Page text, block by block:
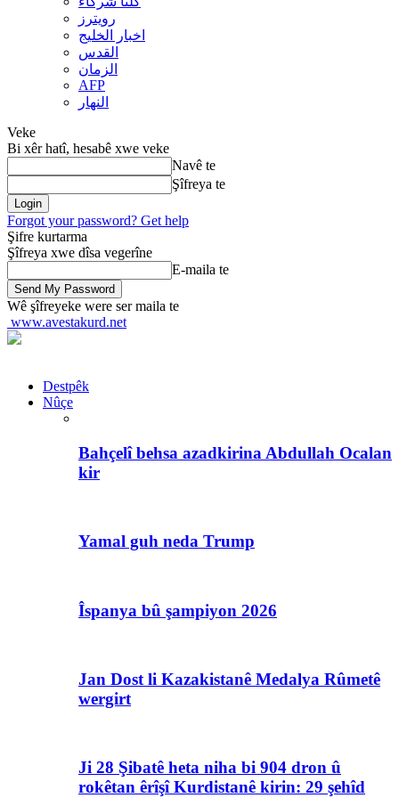
رويترز
اخبار الخلیج
القدس
الزمان
AFP
النهار
Veke
Bi xêr hatî, hesabê xwe veke
Navê te
Şîfreya te
Forgot your password? Get help
Şifre kurtarma
Şîfreya xwe dîsa vegerîne
E-maila te
Wê şîfreyeke were ser maila te
www.avestakurd.net
Destpêk
Nûçe
Bahçelî behsa azadkirina Abdullah Ocalan
kir
Yamal guh neda Trump
Îspanya bû şampiyon 2026
Jan Dost li Kazakistanê Medalya Rûmetê
wergirt
Ji 28 Şibatê heta niha bi 904 dron û
rokêtan êrîşî Kurdistanê kirin: 29 şehîd